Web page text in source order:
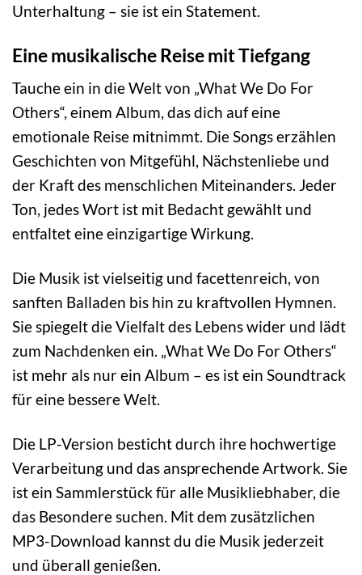
Unterhaltung – sie ist ein Statement.
Eine musikalische Reise mit Tiefgang
Tauche ein in die Welt von „What We Do For
Others“, einem Album, das dich auf eine
emotionale Reise mitnimmt. Die Songs erzählen
Geschichten von Mitgefühl, Nächstenliebe und
der Kraft des menschlichen Miteinanders. Jeder
Ton, jedes Wort ist mit Bedacht gewählt und
entfaltet eine einzigartige Wirkung.
Die Musik ist vielseitig und facettenreich, von
sanften Balladen bis hin zu kraftvollen Hymnen.
Sie spiegelt die Vielfalt des Lebens wider und lädt
zum Nachdenken ein. „What We Do For Others“
ist mehr als nur ein Album – es ist ein Soundtrack
für eine bessere Welt.
Die LP-Version besticht durch ihre hochwertige
Verarbeitung und das ansprechende Artwork. Sie
ist ein Sammlerstück für alle Musikliebhaber, die
das Besondere suchen. Mit dem zusätzlichen
MP3-Download kannst du die Musik jederzeit
und überall genießen.